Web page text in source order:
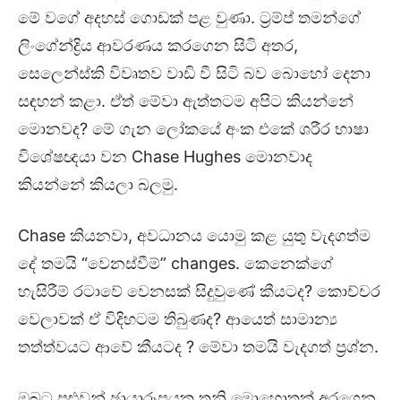
මේ වගේ අදහස් ගොඩක් පළ වුණා. ට්‍රම්ප් තමන්ගේ
ලිංගේන්ද්‍රිය ආවරණය කරගෙන සිටි අතර,
සෙලෙන්ස්කි විවෘතව වාඩි වී සිටි බව බොහෝ දෙනා
සඳහන් කළා. ඒත් මේවා ඇත්තටම අපිට කියන්නේ
මොනවද? මේ ගැන ලෝකයේ අංක එකේ ශරීර භාෂා
විශේෂඥයා වන Chase Hughes මොනවාද
කියන්නේ කියලා බලමු.
Chase කියනවා, අවධානය යොමු කළ යුතු වැදගත්ම
දේ තමයි “වෙනස්වීම්” changes. කෙනෙක්ගේ
හැසිරීම් රටාවේ වෙනසක් සිදුවුණේ කීයටද? කොච්චර
වෙලාවක් ඒ විදිහටම තිබුණද? ආයෙත් සාමාන්‍ය
තත්ත්වයට ආවේ කීයටද ? මේවා තමයි වැදගත් ප්‍රශ්න.